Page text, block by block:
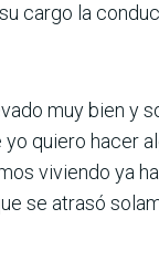
cargo la
muy bien y
quiero hacer
viviendo ya
se atrasó